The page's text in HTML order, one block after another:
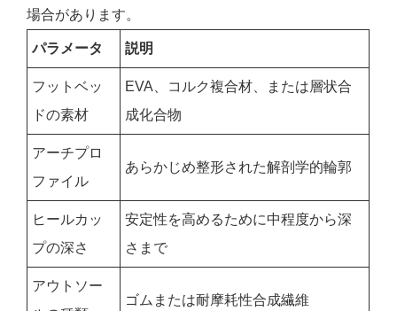
場合があります。
パラメータ 説明
フットベッ
ドの素材
EVA、コルク複合材、または層状合
成化合物
アーチプロ
ファイル
あらかじめ整形された解剖学的輪郭
ヒールカッ
プの深さ
安定性を高めるために中程度から深
さまで
アウトソー
ゴムまたは耐摩耗性合成繊維